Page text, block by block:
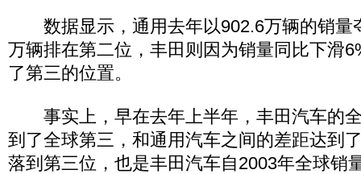
数据显示，通用去年以902.6万辆的销量
万辆排在第二位，丰田则因为销量同比下滑
了第三的位置。
事实上，早在去年上半年，丰田汽车的
到了全球第三，和通用汽车之间的差距达到
落到第三位，也是丰田汽车自2003年全球销